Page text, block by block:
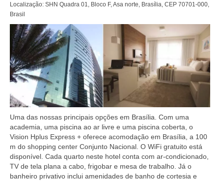
Localização: SHN Quadra 01, Bloco F, Asa norte, Brasília, CEP 70701-000,
Brasil
Uma das nossas principais opções em Brasília. Com uma
academia, uma piscina ao ar livre e uma piscina coberta, o
Vision Hplus Express + oferece acomodação em Brasília, a 100
m do shopping center Conjunto Nacional. O WiFi gratuito está
disponível. Cada quarto neste hotel conta com ar-condicionado,
TV de tela plana a cabo, frigobar e mesa de trabalho. Já o
banheiro privativo inclui amenidades de banho de cortesia e